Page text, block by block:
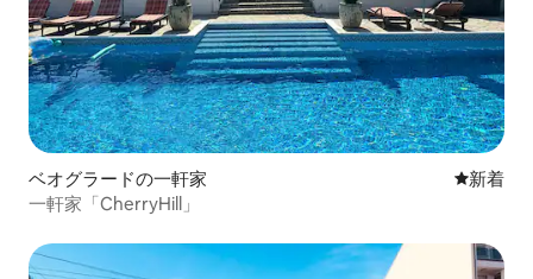
ベオグラードの一軒家 新しい宿
新着
一軒家「CherryHill」